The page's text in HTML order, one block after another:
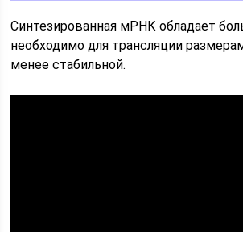
Синтезированная мРНК обладает
необходимо для трансляции
менее стабильной.